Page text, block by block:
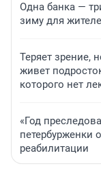
Одна банка —
зиму для
Теряет зрение,
живет
которого нет
«Год
петербурженки
реабилитации